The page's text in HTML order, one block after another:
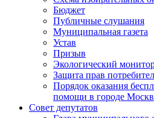
Бюджет
Публичные слушания
Муниципальная газета
Устав
Призыв
Экологический
Защита прав
Порядок оказания
помощи в городе
Совет депутатов